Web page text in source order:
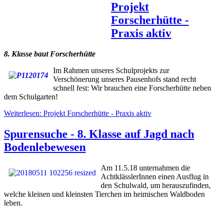
Projekt
Forscherhütte -
Praxis aktiv
8. Klasse baut Forscherhütte
Im Rahmen unseres Schulprojekts zur
Verschönerung unseres Pausenhofs stand recht
schnell fest: Wir brauchen eine Forscherhütte neben
dem Schulgarten!
Weiterlesen: Projekt Forscherhütte - Praxis aktiv
Spurensuche - 8. Klasse auf Jagd nach
Bodenlebewesen
Am 11.5.18 unternahmen die
AchtklässlerInnen einen Ausflug in
den Schulwald, um herauszufinden,
welche kleinen und kleinsten Tierchen im heimischen Waldboden
leben.